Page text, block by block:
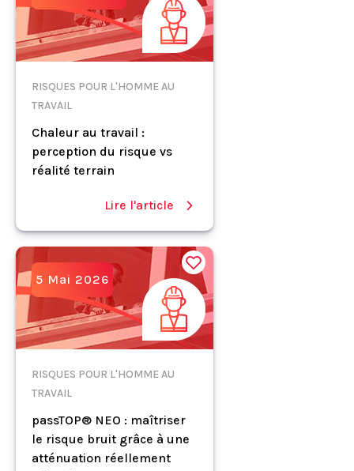
RISQUES POUR L'HOMME AU
TRAVAIL
Chaleur au travail :
perception du risque vs
réalité terrain
Lire l'article
5 Mai 2026
RISQUES POUR L'HOMME AU
TRAVAIL
passTOP® NEO : maîtriser
le risque bruit grâce à une
atténuation réellement